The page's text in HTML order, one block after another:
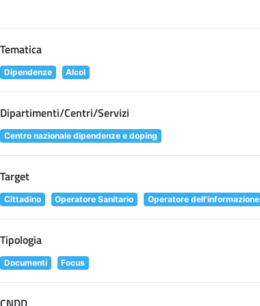
Tematica
Dipendenze Alcol
Dipartimenti/Centri/Servizi
Centro nazionale dipendenze e doping
Target
Cittadino Operatore Sanitario Operatore dell'informazione
Tipologia
Documenti Focus